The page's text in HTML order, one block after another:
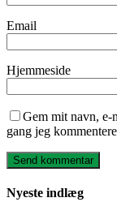
Email
Hjemmeside
Gem mit navn, e-
gang jeg
Nyeste indlæg